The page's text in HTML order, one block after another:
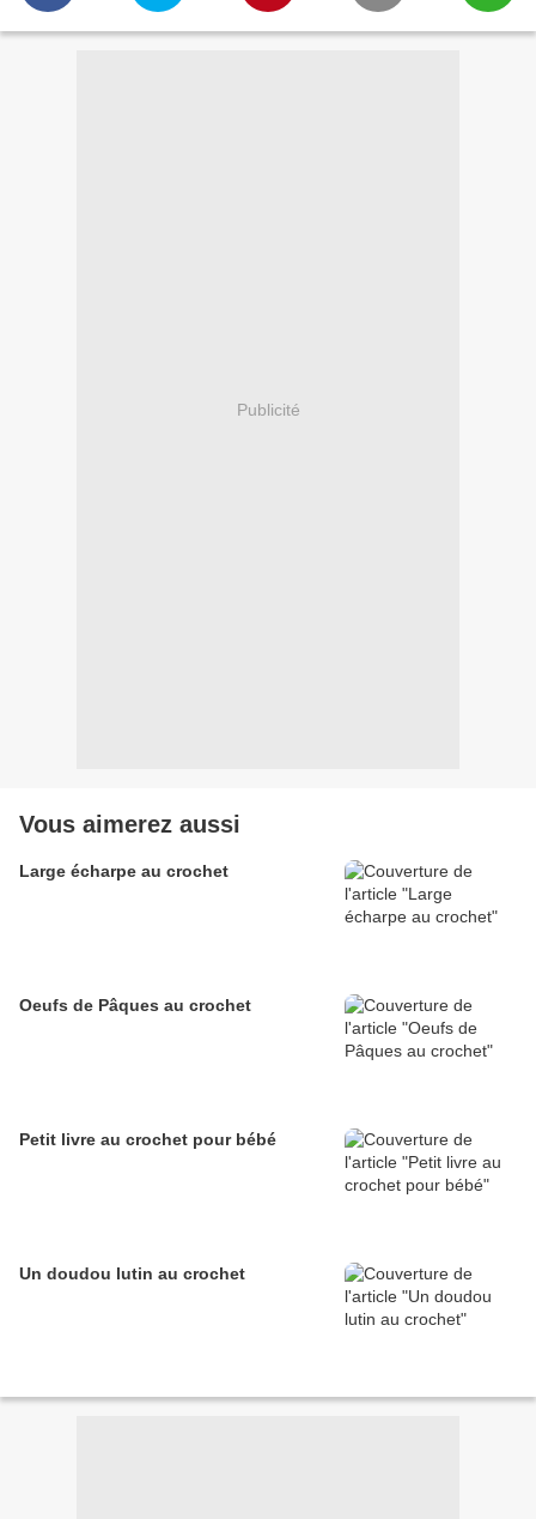
Publicité
Vous aimerez aussi
Large écharpe au crochet
Oeufs de Pâques au crochet
Petit livre au crochet pour bébé
Un doudou lutin au crochet